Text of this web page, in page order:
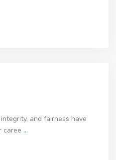
and fairness have
caree ...